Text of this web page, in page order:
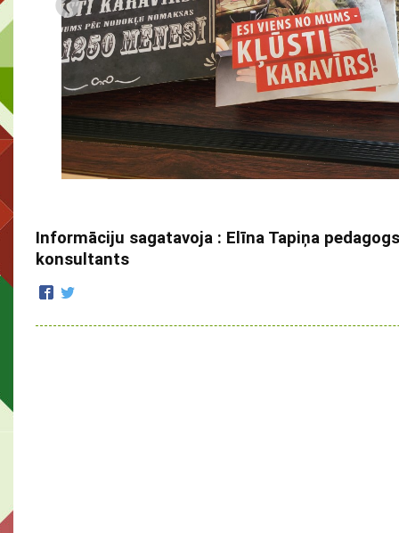
Informāciju sagatavoja : Elīna Tapiņa
konsultants